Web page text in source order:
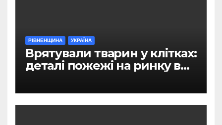
РІВНЕНЩИНА УКРАЇНА
Врятували тварин у клітках:
деталі пожежі на ринку в